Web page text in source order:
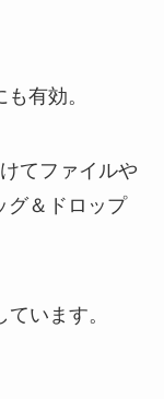
有効。
てファイルや
グ＆ドロップ
います。